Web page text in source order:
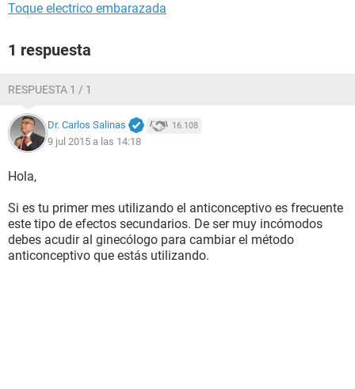
Toque electrico embarazada
1 respuesta
RESPUESTA 1 / 1
Dr. Carlos Salinas 16.108
9 jul 2015 a las 14:18
Hola,
Si es tu primer mes utilizando el anticonceptivo es frecuente
este tipo de efectos secundarios. De ser muy incómodos
debes acudir al ginecólogo para cambiar el método
anticonceptivo que estás utilizando.